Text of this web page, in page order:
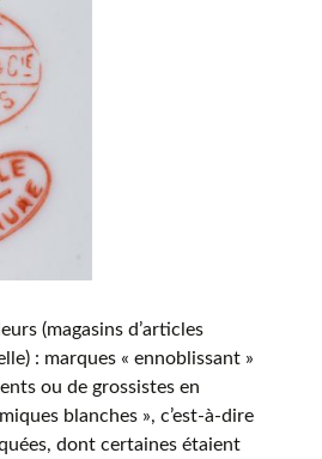
(magasins d’articles
: marques « ennoblissant »
ou de grossistes en
blanches », c’est-à-dire
dont certaines étaient